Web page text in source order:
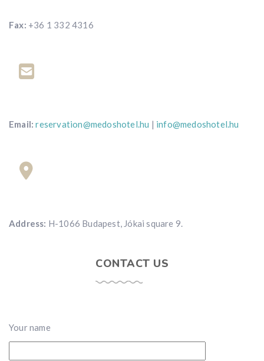
Fax: +36 1 332 4316
Email: reservation@medoshotel.hu | info@medoshotel.hu
Address: H-1066 Budapest, Jókai square 9.
CONTACT US
Your name